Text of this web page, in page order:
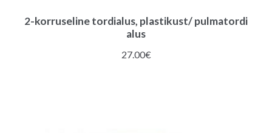
2-korruseline tordialus, plastikust/ pulmatordi
alus
27.00€